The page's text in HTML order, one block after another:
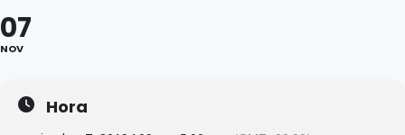
07
NOV
Hora